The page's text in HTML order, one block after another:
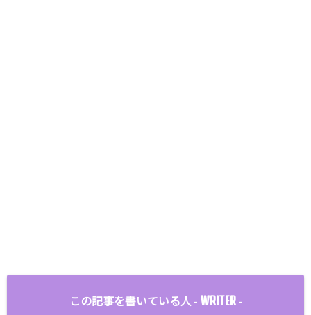
この記事を書いている人 - WRITER-